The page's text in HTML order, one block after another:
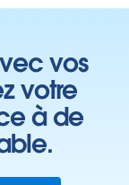
vos
votre
à de